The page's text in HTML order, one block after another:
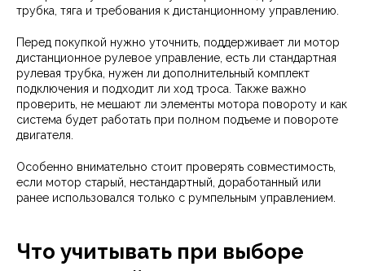
трубка, тяга и требования к дистанционному управлению.
Перед покупкой нужно уточнить, поддерживает ли мотор
дистанционное рулевое управление, есть ли стандартная
рулевая трубка, нужен ли дополнительный комплект
подключения и подходит ли ход троса. Также важно
проверить, не мешают ли элементы мотора повороту и как
система будет работать при полном подъеме и повороте
двигателя.
Особенно внимательно стоит проверять совместимость,
если мотор старый, нестандартный, доработанный или
ранее использовался только с румпельным управлением.
Что учитывать при выборе